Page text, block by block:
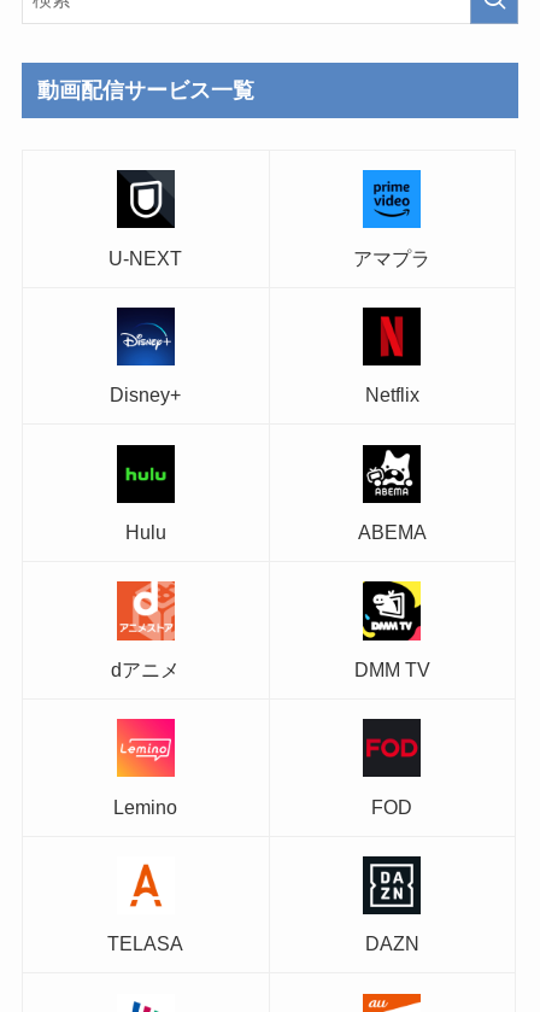
動画配信サービス一覧
U-NEXT アマプラ
Disney+ Netflix
Hulu ABEMA
dアニメ DMM TV
Lemino FOD
TELASA DAZN